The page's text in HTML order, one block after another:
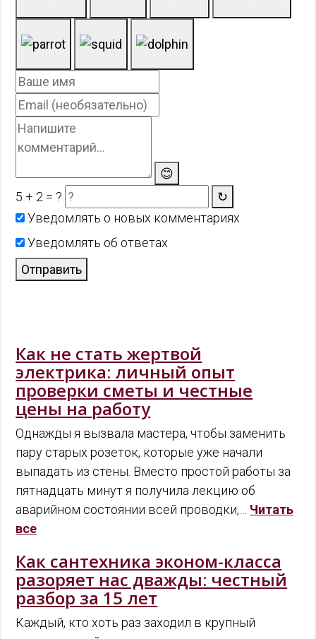
😊
5 + 2 = ?
↻
Уведомлять о новых комментариях
Уведомлять об ответах
Отправить
Как не стать жертвой
электрика: личный опыт
проверки сметы и честные
цены на работу
Однажды я вызвала мастера, чтобы заменить
пару старых розеток, которые уже начали
выпадать из стены. Вместо простой работы за
пятнадцать минут я получила лекцию об
аварийном состоянии всей проводки,… Читать
все
Как сантехника эконом-класса
разоряет нас дважды: честный
разбор за 15 лет
Каждый, кто хоть раз заходил в крупный